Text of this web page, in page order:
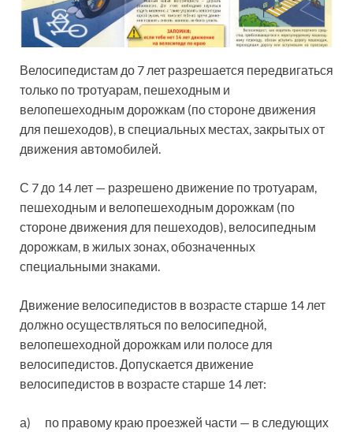
Велосипедистам до 7 лет разрешается передвигаться
только по тротуарам, пешеходным и
велопешеходным дорожкам (по стороне движения
для пешеходов), в специальных местах, закрытых от
движения автомобилей.
С 7 до 14 лет — разрешено движение по тротуарам,
пешеходным и велопешеходным дорожкам (по
стороне движения для пешеходов), велосипедным
дорожкам, в жилых зонах, обозначенных
специальными знаками.
Движение велосипедистов в возрасте старше 14 лет
должно осуществляться по велосипедной,
велопешеходной дорожкам или полосе для
велосипедистов. Допускается движение
велосипедистов в возрасте старше 14 лет:
а) по правому краю проезжей части — в следующих